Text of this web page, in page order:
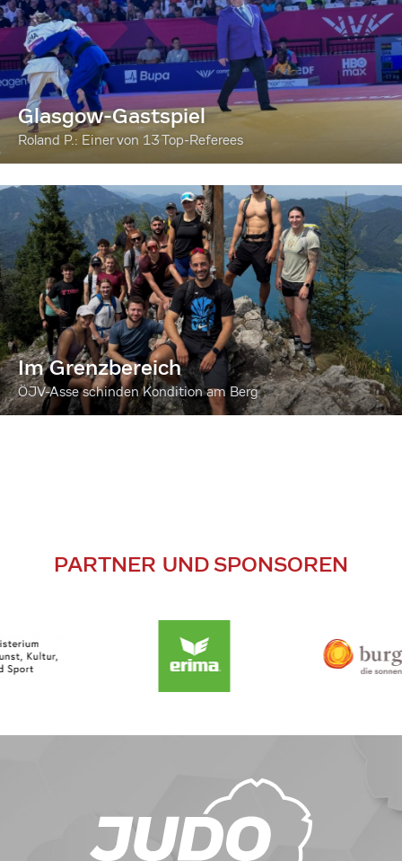
Glasgow-Gastspiel
Roland P.: Einer von 13 Top-Referees
Im Grenzbereich
ÖJV-Asse schinden Kondition am Berg
PARTNER UND SPONSOREN